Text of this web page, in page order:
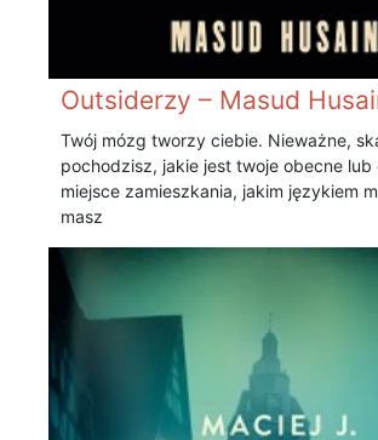
Outsiderzy – Masud
Twój mózg tworzy ciebie. Nieważne,
pochodzisz, jakie jest twoje obecne lub
miejsce zamieszkania, jakim językiem
masz